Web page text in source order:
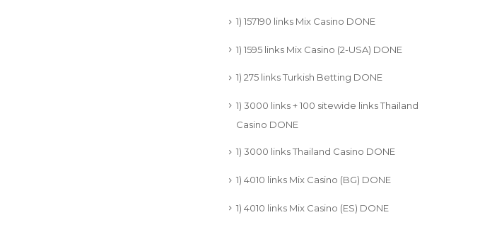
1) 157190 links Mix Casino DONE
1) 1595 links Mix Casino (2-USA) DONE
1) 275 links Turkish Betting DONE
1) 3000 links + 100 sitewide links Thailand
Casino DONE
1) 3000 links Thailand Casino DONE
1) 4010 links Mix Casino (BG) DONE
1) 4010 links Mix Casino (ES) DONE